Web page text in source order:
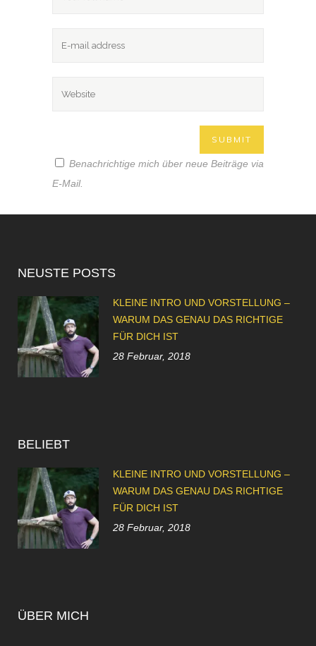
Benachrichtige mich über neue Beiträge via
E-Mail.
NEUSTE POSTS
KLEINE INTRO UND VORSTELLUNG –
WARUM DAS GENAU DAS RICHTIGE
FÜR DICH IST
28 Februar, 2018
BELIEBT
KLEINE INTRO UND VORSTELLUNG –
WARUM DAS GENAU DAS RICHTIGE
FÜR DICH IST
28 Februar, 2018
ÜBER MICH